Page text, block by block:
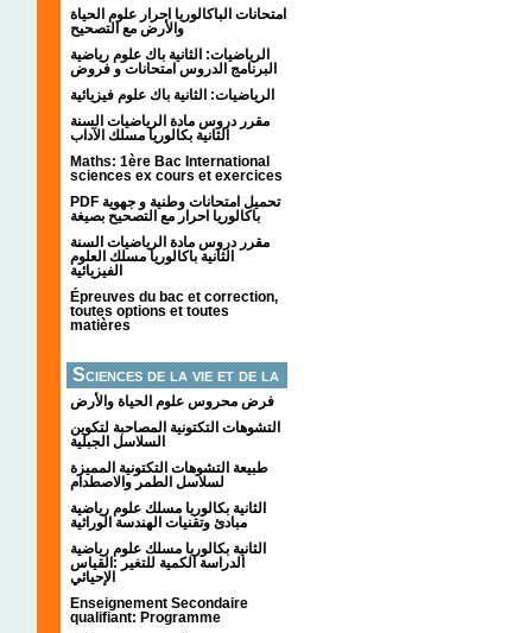
امتحانات الباكالوريا احرار علوم الحياة
والأرض مع التصحيح
الرياضيات: الثانية باك علوم رياضية
البرنامج الدروس امتحانات و فروض
الرياضيات: الثانية باك علوم فيزيائية
مقرر دروس مادة الرياضيات السنة
الثانية بكالوريا مسلك الآداب
Maths: 1ère Bac International
sciences ex cours et exercices
PDF تحميل امتحانات وطنية و جهوية
باكالوريا احرار مع التصحيح بصيغة
مقرر دروس مادة الرياضيات السنة
الثانية باكالوريا مسلك العلوم
الفيزيائية
Épreuves du bac et correction,
toutes options et toutes
matières
Sciences de la vie et de la
terre
فرض محروس علوم الحياة والأرض
التشوهات التكتونیة المصاحبة لتكوین
السلاسل الجبلیة
طبيعة التشوهات التكتونية المميزة
لسلاسل الطمر والاصطدام
الثانية بكالوريا مسلك علوم رياضية
مبادئ وتقنيات الهندسة الوراثية
الثانية بكالوريا مسلك علوم رياضية
الدراسة الكمية للتغير :القياس
الإحيائي
Enseignement Secondaire
qualifiant: Programme